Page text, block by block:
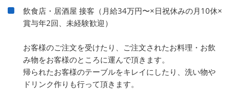
飲食店・居酒屋 接客（月給34万円〜×日祝休みの月10休×
賞与年2回、未経験歓迎）
お客様のご注文を受けたり、ご注文されたお料理・お飲
み物をお客様のところに運んで頂きます。
帰られたお客様のテーブルをキレイにしたり、洗い物や
ドリンク作りも行って頂きます。